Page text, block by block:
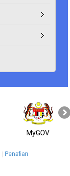
MyGOV
Penafian